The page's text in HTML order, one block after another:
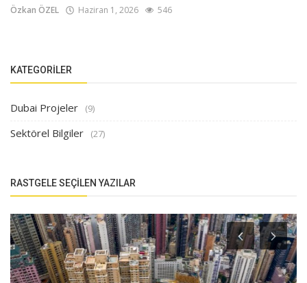
Özkan ÖZEL Haziran 1, 2026 546
KATEGORILER
Dubai Projeler (9)
Sektörel Bilgiler (27)
RASTGELE SEÇILEN YAZILAR